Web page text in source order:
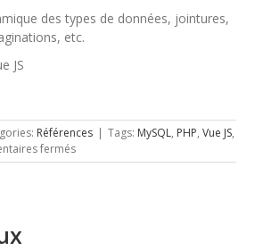
des types de données, jointures,
etc.
JS
Références | Tags: MySQL, PHP, Vue JS,
ferméssur
Biotech